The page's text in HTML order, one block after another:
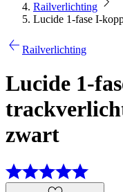
Railverlichting
Lucide 1-fase I-
Railverlichting
Lucide 1-
zwart